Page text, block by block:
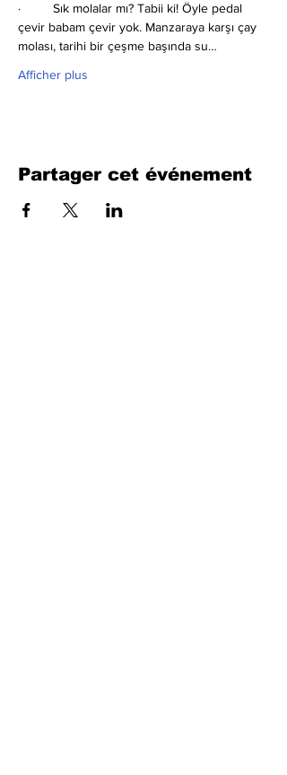
·         Sık molalar mı? Tabii ki! Öyle pedal
çevir babam çevir yok. Manzaraya karşı çay
molası, tarihi bir çeşme başında su…
Afficher plus
Partager cet événement